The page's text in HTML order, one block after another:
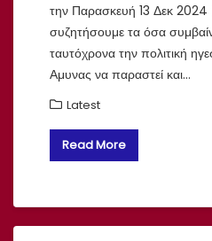
την Παρασκευή 13 Δεκ
συζητήσουμε τα όσα
ταυτόχρονα την πολιτική
Αμυνας να παραστεί και…
Latest
Read More